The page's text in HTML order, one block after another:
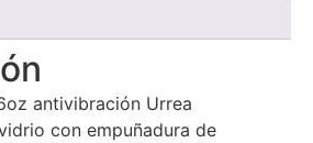
antivibración Urrea
con empuñadura de